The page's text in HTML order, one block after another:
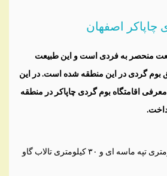
چاپاکر اصفهان
منحصر به فردی است و این طبیعت
بوم گردی در این منطقه شده است. در این
اقامتگاه بوم گردی چاپاکر در منطقه
بوم گردی چاپاکر ۱۰ کیلومتری تپه ماسه ای و ۳۰ کیلومتری تالاب گاو